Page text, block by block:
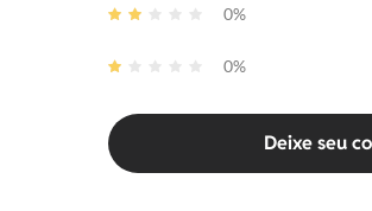
0%
0%
Deixe seu